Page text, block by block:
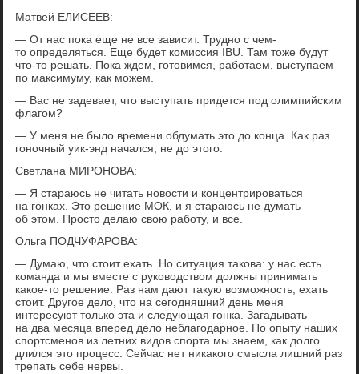
Матвей ЕЛИСЕЕВ:
— От нас пока еще не все зависит. Трудно с чем-
то определяться. Еще будет комиссия IBU. Там тоже будут
что-то решать. Пока ждем, готовимся, работаем, выступаем
по максимуму, как можем.
— Вас не задевает, что выступать придется под олимпийским
флагом?
— У меня не было времени обдумать это до конца. Как раз
гоночный уик-энд начался, не до этого.
Светлана МИРОНОВА:
— Я стараюсь не читать новости и концентрироваться
на гонках. Это решение МОК, и я стараюсь не думать
об этом. Просто делаю свою работу, и все.
Ольга ПОДЧУФАРОВА:
— Думаю, что стоит ехать. Но ситуация такова: у нас есть
команда и мы вместе с руководством должны принимать
какое-то решение. Раз нам дают такую возможность, ехать
стоит. Другое дело, что на сегодняшний день меня
интересуют только эта и следующая гонка. Загадывать
на два месяца вперед дело неблагодарное. По опыту наших
спортсменов из летних видов спорта мы знаем, как долго
длился это процесс. Сейчас нет никакого смысла лишний раз
трепать себе нервы.